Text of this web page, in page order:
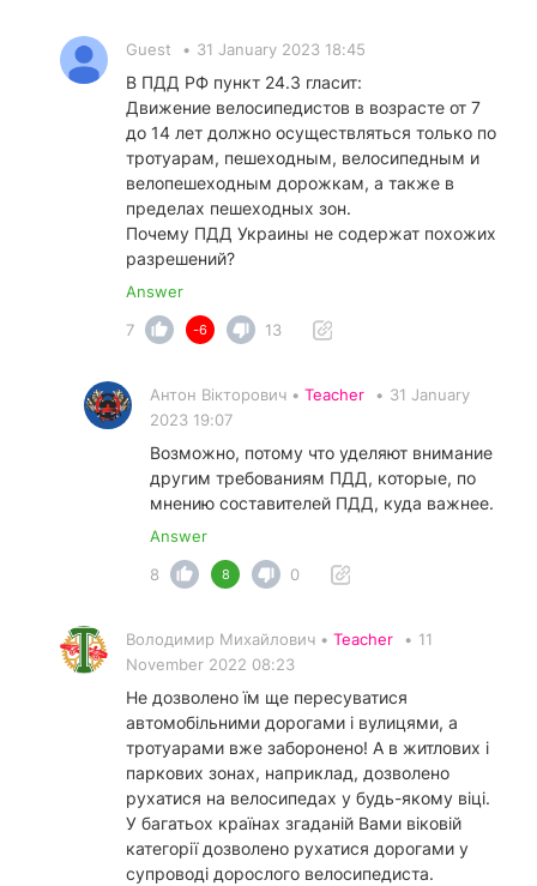
Guest • 31 January 2023 18:45
В ПДД РФ пункт 24.3 гласит:
Движение велосипедистов в возрасте от 7
до 14 лет должно осуществляться только по
тротуарам, пешеходным, велосипедным и
велопешеходным дорожкам, а также в
пределах пешеходных зон.
Почему ПДД Украины не содержат похожих
разрешений?
Answer
7
-6 13
Антон Вікторович • Teacher • 31 January
2023 19:07
Возможно, потому что уделяют внимание
другим требованиям ПДД, которые, по
мнению составителей ПДД, куда важнее.
Answer
8
8 0
Володимир Михайлович • Teacher • 11
November 2022 08:23
Не дозволено їм ще пересуватися
автомобільними дорогами і вулицями, а
тротуарами вже заборонено! А в житлових і
паркових зонах, наприклад, дозволено
рухатися на велосипедах у будь-якому віці.
У багатьох країнах згаданій Вами віковій
категорії дозволено рухатися дорогами у
супроводі дорослого велосипедиста.